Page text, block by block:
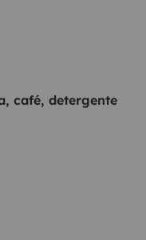
café, detergente